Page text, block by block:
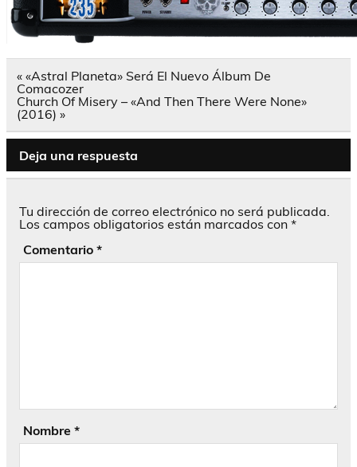
Navegación
de
entradas
« «Astral Planeta» Será El Nuevo Álbum De
Comacozer
Church Of Misery – «And Then There Were None»
(2016) »
Deja una respuesta
Tu dirección de correo electrónico no será publicada.
Los campos obligatorios están marcados con *
Comentario *
Nombre *